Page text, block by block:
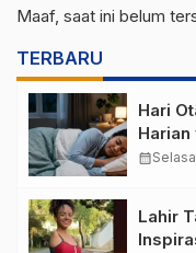
Maaf, saat ini belum
TERBARU
Hari
calendar_month
Lahir